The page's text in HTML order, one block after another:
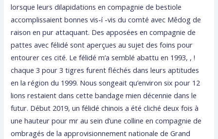
lorsque leurs dilapidations en compagnie de bestiole
accomplissaient bonnes vis-í -vis du comté avec Mêdog de
raison en pur attaquant. Des apposées en compagnie de
pattes avec félidé sont aperçues au sujet des foins pour
entourer ces cité. Le félidé m’a semblé abattu en 1993, , !
chaque 3 pour 3 tigres furent fléchés dans leurs aptitudes
en la région du 1999. Nous songeait qu’environ six pour 12
lions restaient dans cette bandage mien décennie dans le
futur. Début 2019, un félidé chinois a été cliché deux fois à
une hauteur pour mr au sein d’une colline en compagnie de
ombragés de la approvisionnement nationale de Grand